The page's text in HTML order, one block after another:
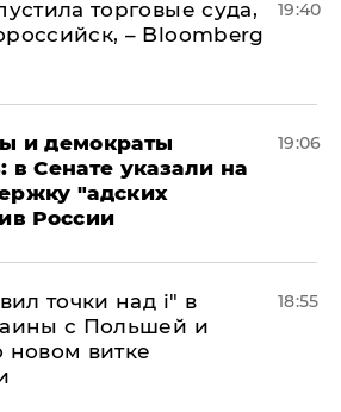
торговые суда,
– Bloomberg
19:40
и демократы
в Сенате указали на
"адских
России
19:06
точки над і" в
с Польшей и
новом витке
18:55